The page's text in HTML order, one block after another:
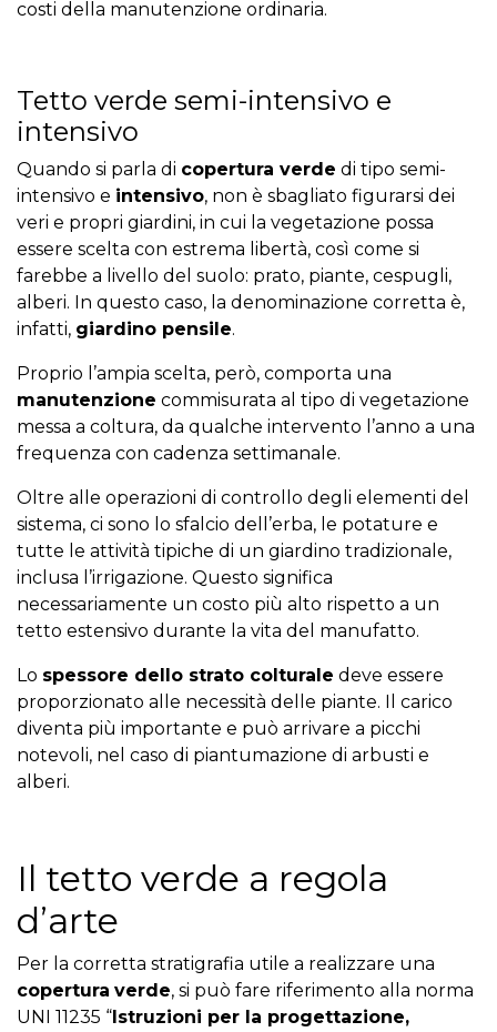
costi della manutenzione ordinaria.
Tetto verde semi-intensivo e
intensivo
Quando si parla di copertura verde di tipo semi-
intensivo e intensivo, non è sbagliato figurarsi dei
veri e propri giardini, in cui la vegetazione possa
essere scelta con estrema libertà, così come si
farebbe a livello del suolo: prato, piante, cespugli,
alberi. In questo caso, la denominazione corretta è,
infatti, giardino pensile.
Proprio l’ampia scelta, però, comporta una
manutenzione commisurata al tipo di vegetazione
messa a coltura, da qualche intervento l’anno a una
frequenza con cadenza settimanale.
Oltre alle operazioni di controllo degli elementi del
sistema, ci sono lo sfalcio dell’erba, le potature e
tutte le attività tipiche di un giardino tradizionale,
inclusa l’irrigazione. Questo significa
necessariamente un costo più alto rispetto a un
tetto estensivo durante la vita del manufatto.
Lo spessore dello strato colturale deve essere
proporzionato alle necessità delle piante. Il carico
diventa più importante e può arrivare a picchi
notevoli, nel caso di piantumazione di arbusti e
alberi.
Il tetto verde a regola
d’arte
Per la corretta stratigrafia utile a realizzare una
copertura verde, si può fare riferimento alla norma
UNI 11235 “Istruzioni per la progettazione,